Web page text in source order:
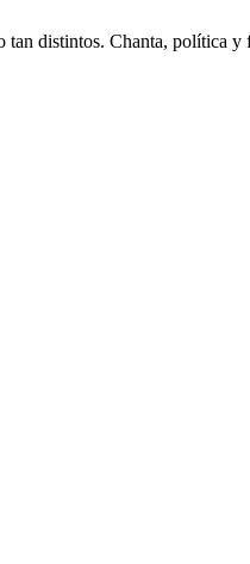
distintos. Chanta, política y